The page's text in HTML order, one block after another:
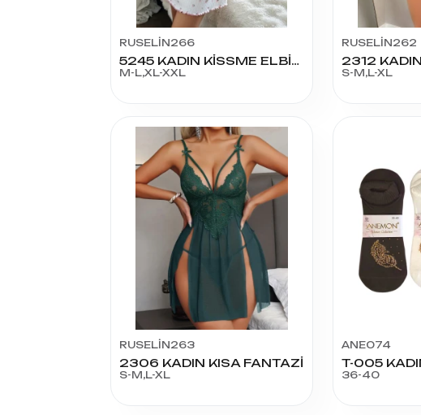
RUSELİN266
5245 KADIN KİSSME ELBİSE
M-L,XL-XXL
RUSELİN262
2312
S-M,L-XL
RUSELİN263
2306 KADIN KISA FANTAZİ
S-M,L-XL
ANE074
36-40